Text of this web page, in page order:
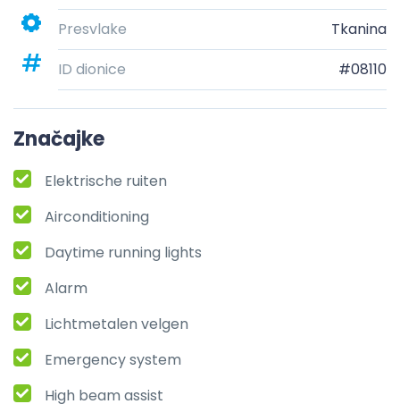
Presvlake
Tkanina
ID dionice
#08110
Značajke
Elektrische ruiten
Airconditioning
Daytime running lights
Alarm
Lichtmetalen velgen
Emergency system
High beam assist